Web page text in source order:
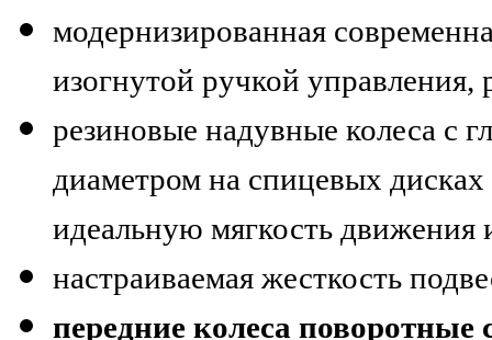
модернизированная
изогнутой ручкой
резиновые надувные колеса с
диаметром на спицевых
идеальную мягкость
настраиваемая жесткость
передние колеса поворотные